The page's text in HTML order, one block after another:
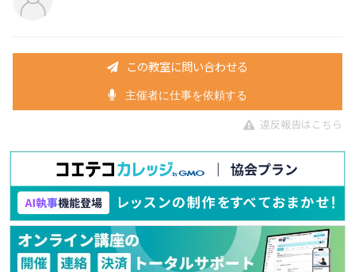
この教室に問い合わせる
主催者に仕事を依頼する
違反報告はこちら